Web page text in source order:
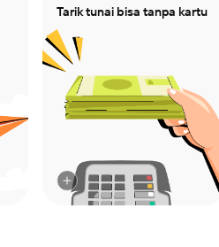
Tarik tunai bisa tanpa kartu
Gak bawa kartu? Gak